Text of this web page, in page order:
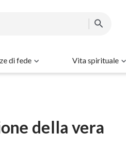
di fede Vita spirituale
della vera